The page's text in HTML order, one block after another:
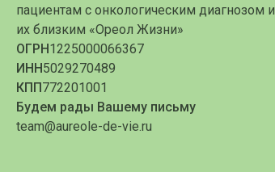
пациентам с онкологическим диагнозом и
их близким «Ореол Жизни»
ОГРН 1225000066367
ИНН 5029270489
КПП 772201001
Будем рады Вашему письму
team@aureole-de-vie.ru